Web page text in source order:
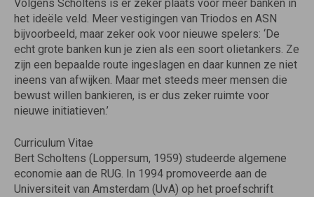
Volgens Scholtens is er zeker plaats voor meer banken in
het ideële veld. Meer vestigingen van Triodos en ASN
bijvoorbeeld, maar zeker ook voor nieuwe spelers: ‘De
echt grote banken kun je zien als een soort olietankers. Ze
zijn een bepaalde route ingeslagen en daar kunnen ze niet
ineens van afwijken. Maar met steeds meer mensen die
bewust willen bankieren, is er dus zeker ruimte voor
nieuwe initiatieven.’
Curriculum Vitae
Bert Scholtens (Loppersum, 1959) studeerde algemene
economie aan de RUG. In 1994 promoveerde aan de
Universiteit van Amsterdam (UvA) op het proefschrift